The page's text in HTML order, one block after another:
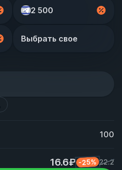
2 500
Выбрать свое
100
16.6₽ -25% 22.2